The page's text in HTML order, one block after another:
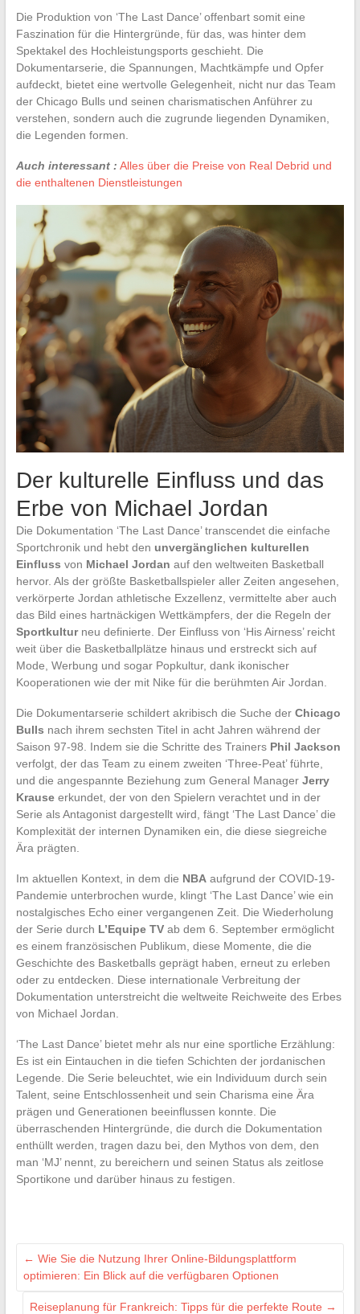
Die Produktion von ‘The Last Dance’ offenbart somit eine
Faszination für die Hintergründe, für das, was hinter dem
Spektakel des Hochleistungsports geschieht. Die
Dokumentarserie, die Spannungen, Machtkämpfe und Opfer
aufdeckt, bietet eine wertvolle Gelegenheit, nicht nur das Team
der Chicago Bulls und seinen charismatischen Anführer zu
verstehen, sondern auch die zugrunde liegenden Dynamiken,
die Legenden formen.
Auch interessant : Alles über die Preise von Real Debrid und
die enthaltenen Dienstleistungen
Der kulturelle Einfluss und das
Erbe von Michael Jordan
Die Dokumentation ‘The Last Dance’ transcendet die einfache
Sportchronik und hebt den unvergänglichen kulturellen
Einfluss von Michael Jordan auf den weltweiten Basketball
hervor. Als der größte Basketballspieler aller Zeiten angesehen,
verkörperte Jordan athletische Exzellenz, vermittelte aber auch
das Bild eines hartnäckigen Wettkämpfers, der die Regeln der
Sportkulturneu definierte. Der Einfluss von ‘His Airness’ reicht
weit über die Basketballplätze hinaus und erstreckt sich auf
Mode, Werbung und sogar Popkultur, dank ikonischer
Kooperationen wie der mit Nike für die berühmten Air Jordan.
Die Dokumentarserie schildert akribisch die Suche der Chicago
Bulls nach ihrem sechsten Titel in acht Jahren während der
Saison 97-98. Indem sie die Schritte des Trainers Phil Jackson
verfolgt, der das Team zu einem zweiten ‘Three-Peat’ führte,
und die angespannte Beziehung zum General Manager Jerry
Krauseerkundet, der von den Spielern verachtet und in der
Serie als Antagonist dargestellt wird, fängt ‘The Last Dance’ die
Komplexität der internen Dynamiken ein, die diese siegreiche
Ära prägten.
Im aktuellen Kontext, in dem die NBAaufgrund der COVID-19-
Pandemie unterbrochen wurde, klingt ‘The Last Dance’ wie ein
nostalgisches Echo einer vergangenen Zeit. Die Wiederholung
der Serie durch L’Equipe TVab dem 6. September ermöglicht
es einem französischen Publikum, diese Momente, die die
Geschichte des Basketballs geprägt haben, erneut zu erleben
oder zu entdecken. Diese internationale Verbreitung der
Dokumentation unterstreicht die weltweite Reichweite des Erbes
von Michael Jordan.
‘The Last Dance’ bietet mehr als nur eine sportliche Erzählung:
Es ist ein Eintauchen in die tiefen Schichten der jordanischen
Legende. Die Serie beleuchtet, wie ein Individuum durch sein
Talent, seine Entschlossenheit und sein Charisma eine Ära
prägen und Generationen beeinflussen konnte. Die
überraschenden Hintergründe, die durch die Dokumentation
enthüllt werden, tragen dazu bei, den Mythos von dem, den
man ‘MJ’ nennt, zu bereichern und seinen Status als zeitlose
Sportikone und darüber hinaus zu festigen.
← Wie Sie die Nutzung Ihrer Online-Bildungsplattform
optimieren: Ein Blick auf die verfügbaren Optionen
Reiseplanung für Frankreich: Tipps für die perfekte Route →